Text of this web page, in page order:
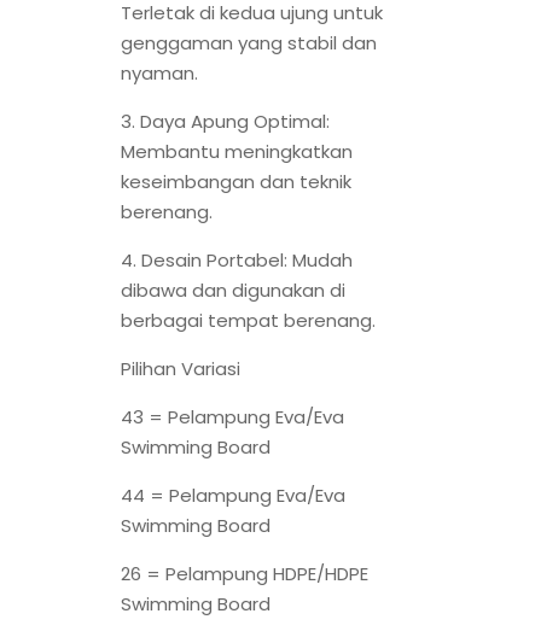
Terletak di kedua ujung untuk
genggaman yang stabil dan
nyaman.
3. Daya Apung Optimal:
Membantu meningkatkan
keseimbangan dan teknik
berenang.
4. Desain Portabel: Mudah
dibawa dan digunakan di
berbagai tempat berenang.
Pilihan Variasi
43 = Pelampung Eva/Eva
Swimming Board
44 = Pelampung Eva/Eva
Swimming Board
26 = Pelampung HDPE/HDPE
Swimming Board